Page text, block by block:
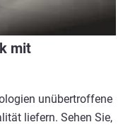
mit
unübertroffene
liefern. Sehen Sie,